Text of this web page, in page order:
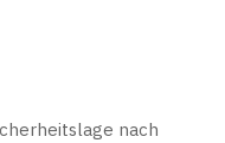
nach